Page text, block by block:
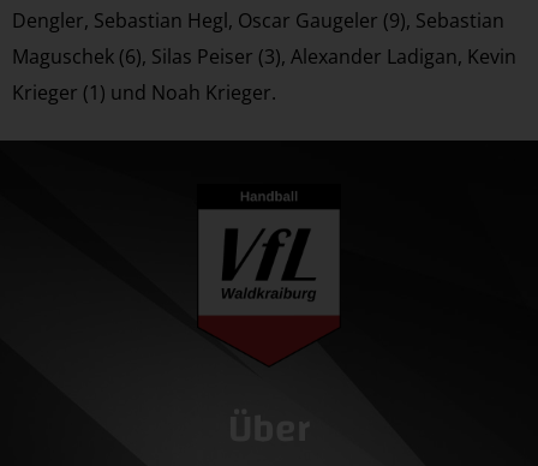
Dengler, Sebastian Hegl, Oscar Gaugeler (9), Sebastian
Maguschek (6), Silas Peiser (3), Alexander Ladigan, Kevin
Krieger (1) und Noah Krieger.
Über